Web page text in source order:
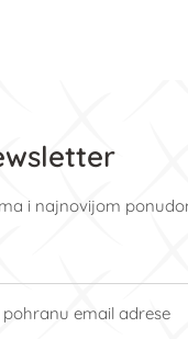
i najnovijom
email adrese